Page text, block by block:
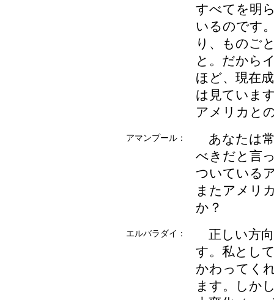
すべてを明
いるのです
り、ものご
と。だから
ほど、現在
は見ていま
アメリカと
アマンプール：
あなたは
べきだと言
ついている
またアメリ
か？
エルバラダイ：
正しい方
す。私とし
かわってく
ます。しか